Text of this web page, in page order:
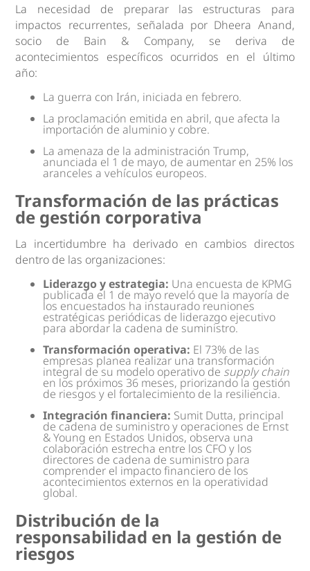
La necesidad de preparar las estructuras para
impactos recurrentes, señalada por Dheera Anand,
socio de Bain & Company, se deriva de
acontecimientos específicos ocurridos en el último
año:
La guerra con Irán, iniciada en febrero.
La proclamación emitida en abril, que afecta la
importación de aluminio y cobre.
La amenaza de la administración Trump,
anunciada el 1 de mayo, de aumentar en 25% los
aranceles a vehículos europeos.
Transformación de las prácticas
de gestión corporativa
La incertidumbre ha derivado en cambios directos
dentro de las organizaciones:
Liderazgo y estrategia: Una encuesta de KPMG
publicada el 1 de mayo reveló que la mayoría de
los encuestados ha instaurado reuniones
estratégicas periódicas de liderazgo ejecutivo
para abordar la cadena de suministro.
Transformación operativa: El 73% de las
empresas planea realizar una transformación
integral de su modelo operativo de supply chain
en los próximos 36 meses, priorizando la gestión
de riesgos y el fortalecimiento de la resiliencia.
Integración financiera: Sumit Dutta, principal
de cadena de suministro y operaciones de Ernst
& Young en Estados Unidos, observa una
colaboración estrecha entre los CFO y los
directores de cadena de suministro para
comprender el impacto financiero de los
acontecimientos externos en la operatividad
global.
Distribución de la
responsabilidad en la gestión de
riesgos